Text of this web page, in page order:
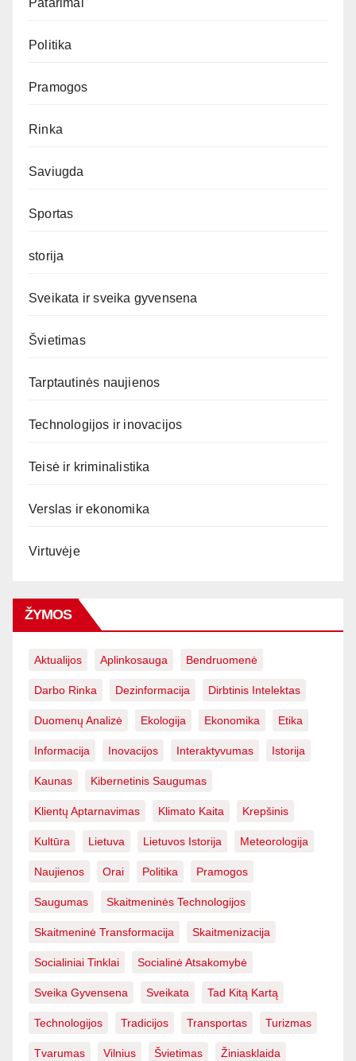
Patarimai
Politika
Pramogos
Rinka
Saviugda
Sportas
storija
Sveikata ir sveika gyvensena
Švietimas
Tarptautinės naujienos
Technologijos ir inovacijos
Teisė ir kriminalistika
Verslas ir ekonomika
Virtuvėje
ŽYMOS
Aktualijos Aplinkosauga Bendruomenė
Darbo Rinka Dezinformacija Dirbtinis Intelektas
Duomenų Analizė Ekologija Ekonomika Etika
Informacija Inovacijos Interaktyvumas Istorija
Kaunas Kibernetinis Saugumas
Klientų Aptarnavimas Klimato Kaita Krepšinis
Kultūra Lietuva Lietuvos Istorija Meteorologija
Naujienos Orai Politika Pramogos
Saugumas Skaitmeninės Technologijos
Skaitmeninė Transformacija Skaitmenizacija
Socialiniai Tinklai Socialinė Atsakomybė
Sveika Gyvensena Sveikata Tad Kitą Kartą
Technologijos Tradicijos Transportas Turizmas
Tvarumas Vilnius Švietimas Žiniasklaida